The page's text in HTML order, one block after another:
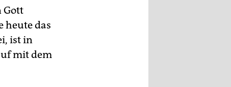
Gott
heute das
ist in
mit dem